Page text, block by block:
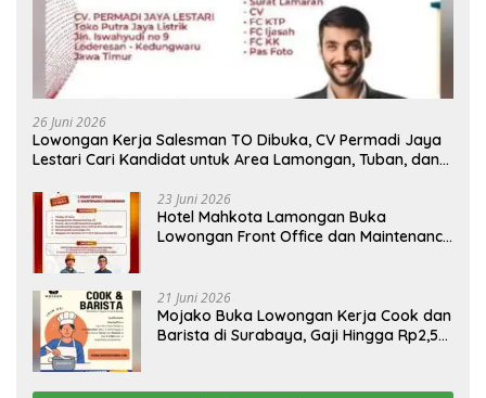
26 Juni 2026
Lowongan Kerja Salesman TO Dibuka, CV Permadi Jaya
Lestari Cari Kandidat untuk Area Lamongan, Tuban, dan
23 Juni 2026
Hotel Mahkota Lamongan Buka
Lowongan Front Office dan Maintenance
21 Juni 2026
Mojako Buka Lowongan Kerja Cook dan
Barista di Surabaya, Gaji Hingga Rp2,5